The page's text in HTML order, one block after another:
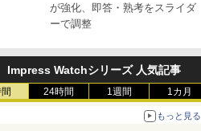
が強化、即答・熟考をスライダ
ーで調整
Impress Watchシリーズ 人気記事
24時間 1週間 1カ月
もっと見る